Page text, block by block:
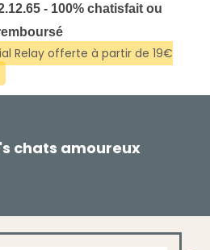
- 100% chatisfait ou
chats amoureux